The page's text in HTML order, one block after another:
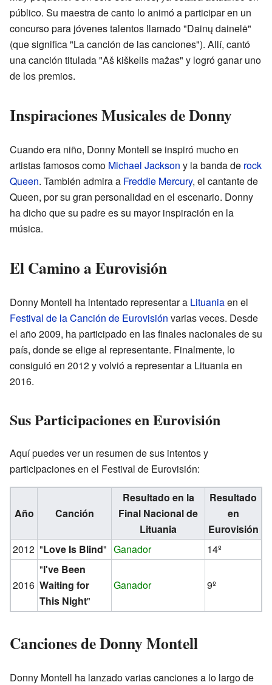
público. Su maestra de canto lo animó a participar en un
concurso para jóvenes talentos llamado "Dainų dainelė"
(que significa "La canción de las canciones"). Allí, cantó
una canción titulada "Aš kiškelis mažas" y logró ganar uno
de los premios.
Inspiraciones Musicales de Donny
Cuando era niño, Donny Montell se inspiró mucho en
artistas famosos como Michael Jackson y la banda de rock
Queen. También admira a Freddie Mercury, el cantante de
Queen, por su gran personalidad en el escenario. Donny
ha dicho que su padre es su mayor inspiración en la
música.
El Camino a Eurovisión
Donny Montell ha intentado representar a Lituaniaen el
Festival de la Canción de Eurovisión varias veces. Desde
el año 2009, ha participado en las finales nacionales de su
país, donde se elige al representante. Finalmente, lo
consiguió en 2012 y volvió a representar a Lituania en
2016.
Sus Participaciones en Eurovisión
Aquí puedes ver un resumen de sus intentos y
participaciones en el Festival de Eurovisión:
Año Canción
Resultado en la
Final Nacional de
Lituania
Resultado
en
Eurovisión
2012 "Love Is Blind" Ganador 14º
2016
"I've Been
Waiting for
This Night"
Ganador 9º
Canciones de Donny Montell
Donny Montell ha lanzado varias canciones a lo largo de